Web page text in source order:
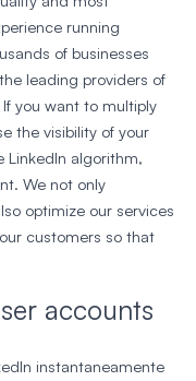
running
of businesses
leading providers of
you want to multiply
the visibility of your
LinkedIn algorithm,
We not only
optimize our services
customers so that
accounts
instantaneamente